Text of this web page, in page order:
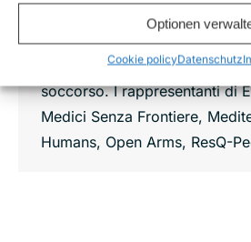
Optionen
Cookie policyDatenschutz
Mediterraneo centrale hanno
Ministra dell’Interno, Luciana
un confronto sulle attività di
soccorso. I rappresentanti di
Medici Senza Frontiere,
Humans, Open Arms, ResQ-